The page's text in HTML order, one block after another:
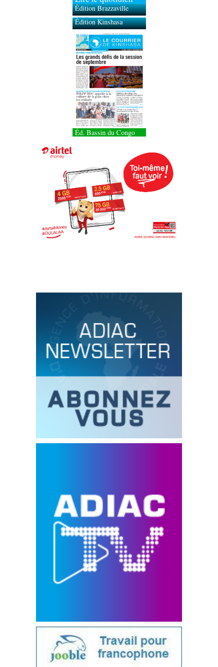
Édition Brazzaville
Édition Kinshasa
Éd. Bassin du Congo